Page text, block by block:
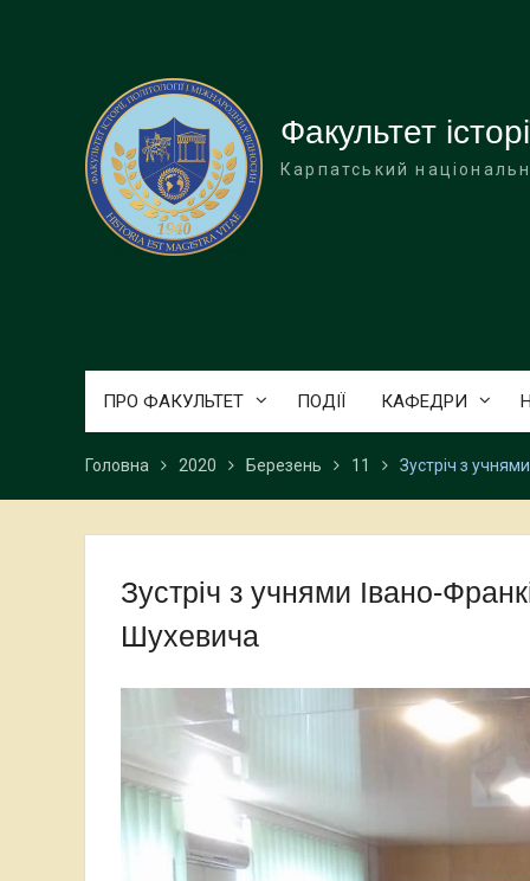
Факультет
Карпатський
ПРО ФАКУЛЬТЕТ ПОДІЇ КАФЕДРИ
Головна 2020 Березень 11 Зустріч з
Зустріч з учнями Івано-
Шухевича